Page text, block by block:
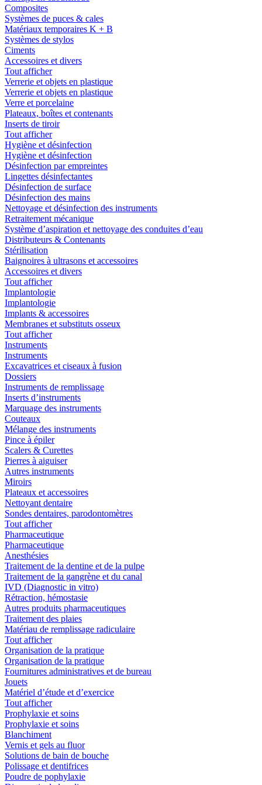
Composites
Systèmes de puces & cales
Matériaux temporaires K + B
Systèmes de stylos
Ciments
Accessoires et divers
Tout afficher
Verrerie et objets en plastique
Verrerie et objets en plastique
Verre et porcelaine
Plateaux, boîtes et contenants
Inserts de tiroir
Tout afficher
Hygiène et désinfection
Hygiène et désinfection
Désinfection par empreintes
Lingettes désinfectantes
Désinfection de surface
Désinfection des mains
Nettoyage et désinfection des instruments
Retraitement mécanique
Système d’aspiration et nettoyage des conduites d’eau
Distributeurs & Contenants
Stérilisation
Baignoires à ultrasons et accessoires
Accessoires et divers
Tout afficher
Implantologie
Implantologie
Implants & accessoires
Membranes et substituts osseux
Tout afficher
Instruments
Instruments
Excavatrices et ciseaux à fusion
Dossiers
Instruments de remplissage
Inserts d’instruments
Marquage des instruments
Couteaux
Mélange des instruments
Pince à épiler
Scalers & Curettes
Pierres à aiguiser
Autres instruments
Miroirs
Plateaux et accessoires
Nettoyant dentaire
Sondes dentaires, parodontomètres
Tout afficher
Pharmaceutique
Pharmaceutique
Anesthésies
Traitement de la dentine et de la pulpe
Traitement de la gangrène et du canal
IVD (Diagnostic in vitro)
Rétraction, hémostasie
Autres produits pharmaceutiques
Traitement des plaies
Matériau de remplissage radiculaire
Tout afficher
Organisation de la pratique
Organisation de la pratique
Fournitures administratives et de bureau
Jouets
Matériel d’étude et d’exercice
Tout afficher
Prophylaxie et soins
Prophylaxie et soins
Blanchiment
Vernis et gels au fluor
Solutions de bain de bouche
Polissage et dentifrices
Poudre de pophylaxie